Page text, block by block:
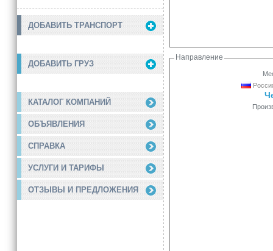
ДОБАВИТЬ ТРАНСПОРТ
ДОБАВИТЬ ГРУЗ
КАТАЛОГ КОМПАНИЙ
ОБЪЯВЛЕНИЯ
СПРАВКА
УСЛУГИ И ТАРИФЫ
ОТЗЫВЫ И ПРЕДЛОЖЕНИЯ
Направление